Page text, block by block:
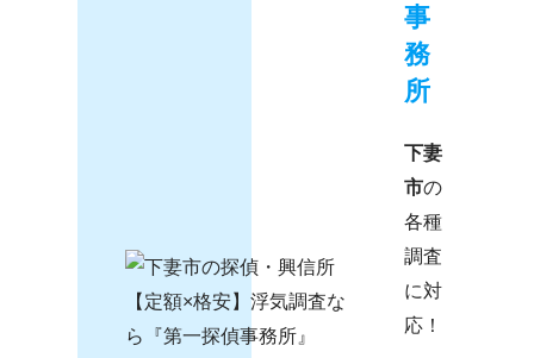
事
務
所
下妻
市の
各種
調査
に対
応！